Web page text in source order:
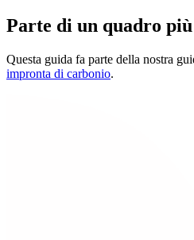
Parte di un quadro
Questa guida fa parte della nostra
impronta di carbonio.